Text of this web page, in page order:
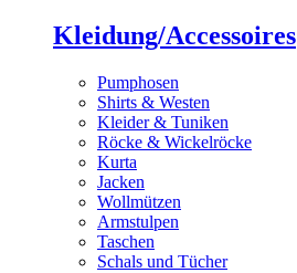
Kleidung/Accessoires
Pumphosen
Shirts & Westen
Kleider & Tuniken
Röcke & Wickelröcke
Kurta
Jacken
Wollmützen
Armstulpen
Taschen
Schals und Tücher